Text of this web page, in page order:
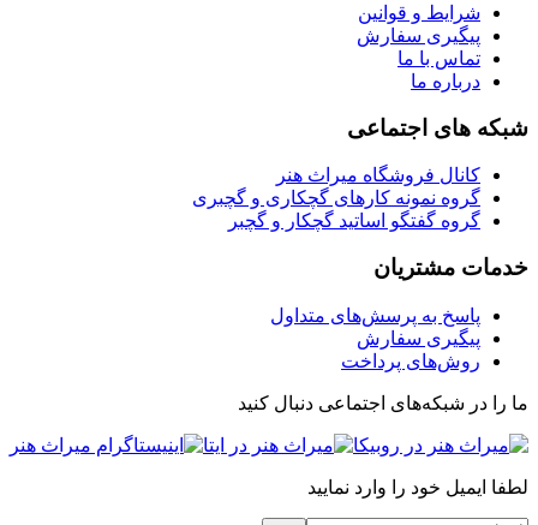
شرایط و قوانین
پیگیری سفارش
تماس با ما
درباره ما
شبکه های اجتماعی
کانال فروشگاه میراث هنر
گروه نمونه کارهای گچکاری و گچبری
گروه گفتگو اساتید گچکار و گچبر
خدمات مشتریان
پاسخ به پرسش‌های متداول
پیگیری سفارش
روش‌های پرداخت
ما را در شبکه‌های اجتماعی دنبال کنید
لطفا ایمیل خود را وارد نمایید